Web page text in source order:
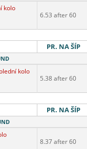
kolo
6.53 after 60
PR. NA ŠÍP
kolo
5.38 after 60
PR. NA ŠÍP
8.37 after 60